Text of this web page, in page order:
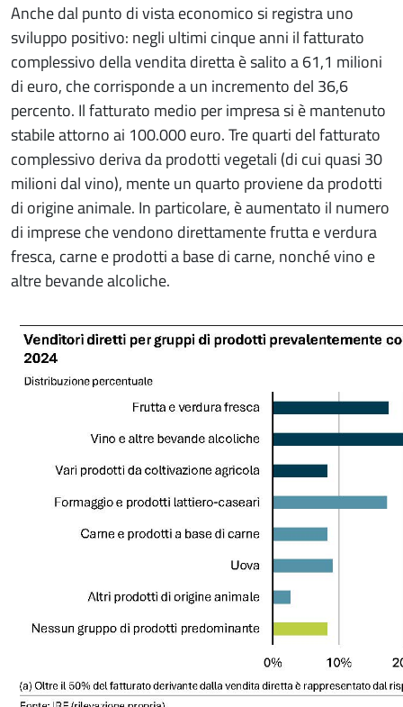
Anche dal punto di vista economico si registra uno
sviluppo positivo: negli ultimi cinque anni il fatturato
complessivo della vendita diretta è salito a 61,1 milioni
di euro, che corrisponde a un incremento del 36,6
percento. Il fatturato medio per impresa si è mantenuto
stabile attorno ai 100.000 euro. Tre quarti del fatturato
complessivo deriva da prodotti vegetali (di cui quasi 30
milioni dal vino), mente un quarto proviene da prodotti
di origine animale. In particolare, è aumentato il numero
di imprese che vendono direttamente frutta e verdura
fresca, carne e prodotti a base di carne, nonché vino e
altre bevande alcoliche.